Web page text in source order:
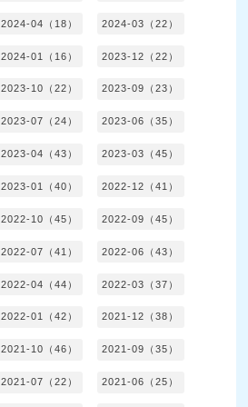
2024-04（18） 2024-03（22）
2024-01（16） 2023-12（22）
2023-10（22） 2023-09（23）
2023-07（24） 2023-06（35）
2023-04（43） 2023-03（45）
2023-01（40） 2022-12（41）
2022-10（45） 2022-09（45）
2022-07（41） 2022-06（43）
2022-04（44） 2022-03（37）
2022-01（42） 2021-12（38）
2021-10（46） 2021-09（35）
2021-07（22） 2021-06（25）